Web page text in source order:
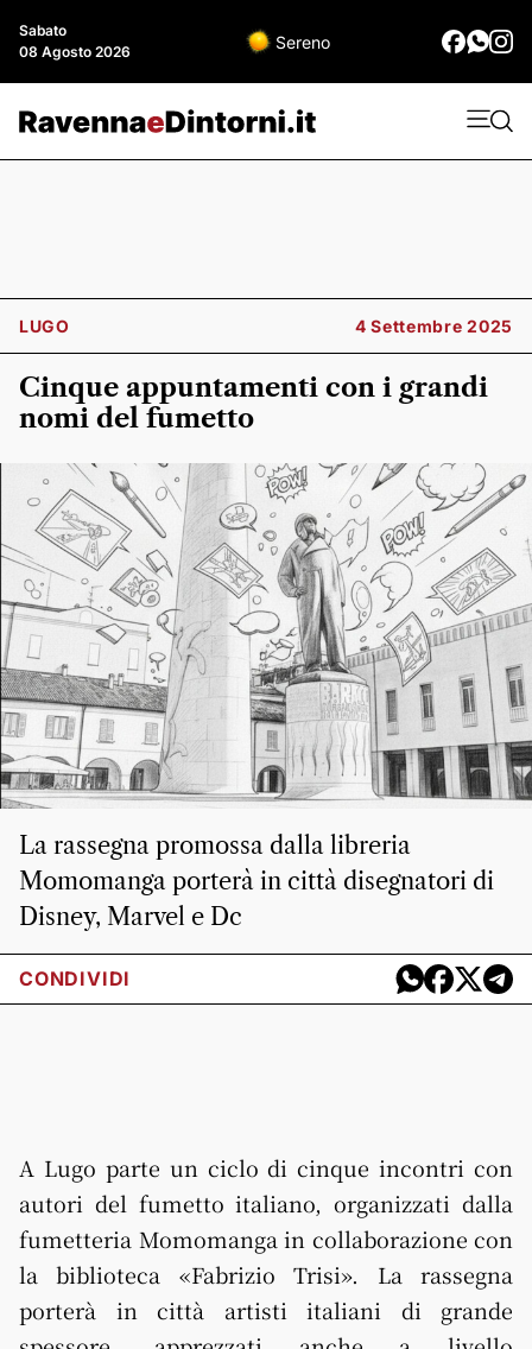
Sabato
08 Agosto 2026
Sereno
LUGO 4 Settembre 2025
Cinque appuntamenti con i grandi
nomi del fumetto
La rassegna promossa dalla libreria
Momomanga porterà in città disegnatori di
Disney, Marvel e Dc
CONDIVIDI
A Lugo parte un ciclo di cinque incontri con
autori del fumetto italiano, organizzati dalla
fumetteria Momomanga in collaborazione con
la biblioteca «Fabrizio Trisi». La rassegna
porterà in città artisti italiani di grande